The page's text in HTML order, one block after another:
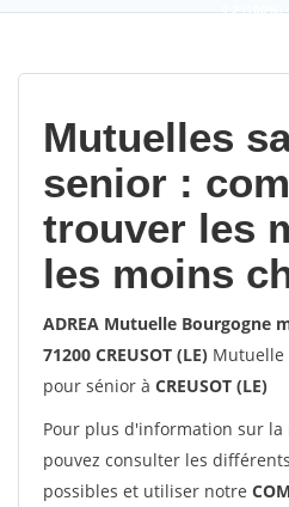
9,2(100%)
Mutuelles
senior :
trouver les
les moins
ADREA Mutuelle Bourgogne
71200 CREUSOT (LE) Mutuelle
pour sénior à CREUSOT (LE)
Pour plus d'information sur la
pouvez consulter les
possibles et utiliser notre